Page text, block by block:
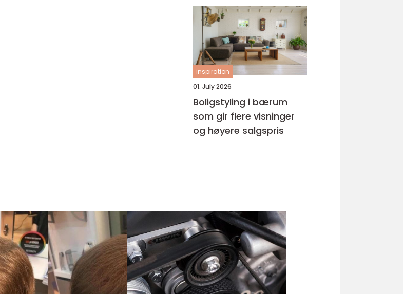
inspiration
01. July 2026
Boligstyling i bærum
som gir flere visninger
og høyere salgspris